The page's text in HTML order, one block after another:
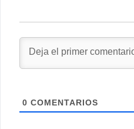
0 COMENTARIOS